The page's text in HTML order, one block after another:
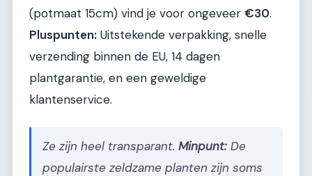
(potmaat 15cm) vind je voor ongeveer €30.
Pluspunten: Uitstekende verpakking, snelle
verzending binnen de EU, 14 dagen
plantgarantie, en een geweldige
klantenservice.
Ze zijn heel transparant. Minpunt: De
populairste zeldzame planten zijn soms